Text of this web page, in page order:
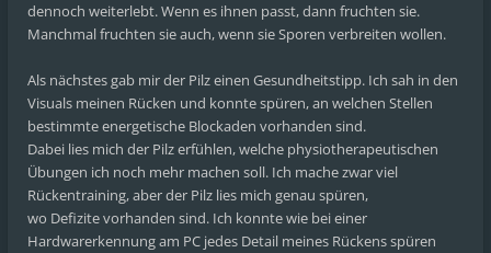
dennoch weiterlebt. Wenn es ihnen passt, dann fruchten sie.
Manchmal fruchten sie auch, wenn sie Sporen verbreiten wollen.
Als nächstes gab mir der Pilz einen Gesundheitstipp. Ich sah in den
Visuals meinen Rücken und konnte spüren, an welchen Stellen
bestimmte energetische Blockaden vorhanden sind.
Dabei lies mich der Pilz erfühlen, welche physiotherapeutischen
Übungen ich noch mehr machen soll. Ich mache zwar viel
Rückentraining, aber der Pilz lies mich genau spüren,
wo Defizite vorhanden sind. Ich konnte wie bei einer
Hardwarerkennung am PC jedes Detail meines Rückens spüren